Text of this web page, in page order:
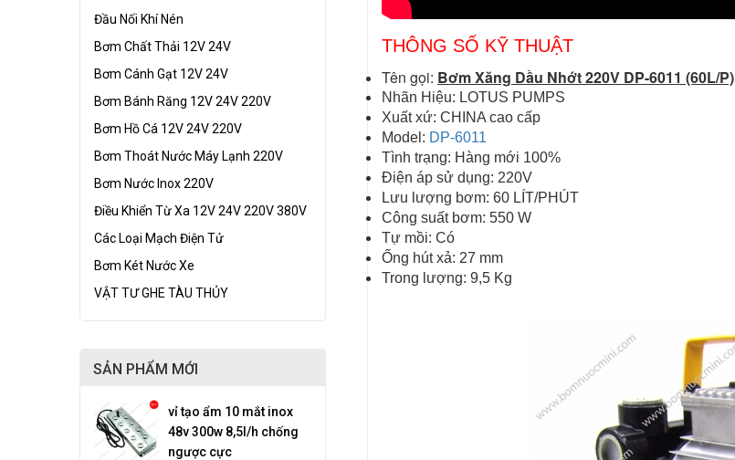
Đầu Nối Khí Nén
Bơm Chất Thải 12V 24V
Bơm Cánh Gạt 12V 24V
Bơm Bánh Răng 12V 24V 220V
Bơm Hồ Cá 12V 24V 220V
Bơm Thoát Nước Máy Lạnh 220V
Bơm Nước Inox 220V
Điều Khiển Từ Xa 12V 24V 220V 380V
Các Loại Mạch Điện Tử
Bơm Két Nước Xe
VẬT TƯ GHE TÀU THỦY
SẢN PHẨM MỚI
vỉ tạo ẩm 10 mắt inox
48v 300w 8,5l/h chống
ngược cực
THÔNG SỐ KỸ THUẬT
Tên gọi: Bơm Xăng Dầu Nhớt 220V DP-6011 (60L/P)
Nhãn Hiệu: LOTUS PUMPS
Xuất xứ: CHINA cao cấp
Model: DP-6011
Tình trạng: Hàng mới 100%
Điện áp sử dụng: 220V
Lưu lượng bơm: 60 LÍT/PHÚT
Công suất bơm: 550 W
Tự mồi: Có
Ống hút xả: 27 mm
Trong lượng: 9,5 Kg